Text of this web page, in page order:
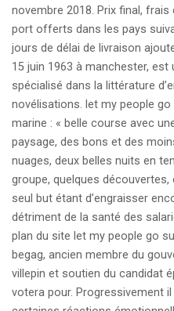
novembre 2018. Prix final,
port offerts dans les pays
jours de délai de livraison
15 juin 1963 à manchester, est
spécialisé dans la littérature
novélisations. let my people
marine : « belle course avec
paysage, des bons et des
nuages, deux belles nuits en
groupe, quelques
seul but étant d’engraisser
détriment de la santé des
plan du site let my people go
begag, ancien membre du
villepin et soutien du candidat
votera pour. Progressivement